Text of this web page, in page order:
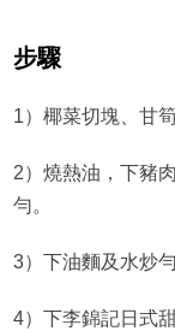
步驟
1）椰菜切塊、甘
2）燒熱油，下豬
勻。
3）下油麵及水炒勻
4）下李錦記日式